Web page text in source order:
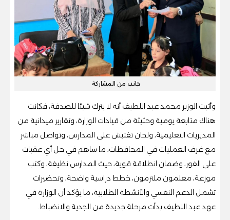
جانب من المشاركة
وأثبت الوزير محمد عبد اللطيف أنه لا يترك شيئا للصدفة، فكانت
هناك متابعة يومية وحثيثة من قيادات الوزارة، وتقارير ميدانية من
المديريات التعليمية، ولجان تفتيش على المدارس، وتواصل مباشر
مع غرف العمليات في المحافظات، ما ساهم في حل أي عقبات
على الفور، وضمان انطلاقة قوية، حيث المدارس نظيفة، وكتب
موزعة، معلمون ملتزمون، خطط دراسية واضحة، وتحضيرات
تشمل الدعم النفسي والأنشطة الطلابية، ما يؤكد أن الوزارة في
عهد عبد اللطيف بدأت مرحلة جديدة من الجدية والانضباط.